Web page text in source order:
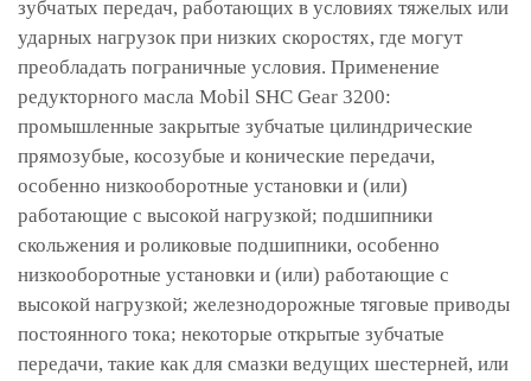
зубчатых передач, работающих в условиях тяжелых или
ударных нагрузок при низких скоростях, где могут
преобладать пограничные условия. Применение
редукторного масла Mobil SHC Gear 3200:
промышленные закрытые зубчатые цилиндрические
прямозубые, косозубые и конические передачи,
особенно низкооборотные установки и (или)
работающие с высокой нагрузкой; подшипники
скольжения и роликовые подшипники, особенно
низкооборотные установки и (или) работающие с
высокой нагрузкой; железнодорожные тяговые приводы
постоянного тока; некоторые открытые зубчатые
передачи, такие как для смазки ведущих шестерней, или